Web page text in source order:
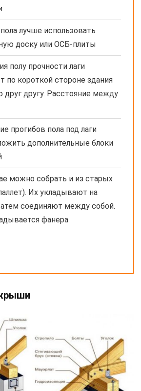
лучше использовать
доску или ОСБ-плиты
полу прочности лаги
по короткой стороне здания
друг другу. Расстояние между
прогибов пола под лаги
дополнительные блоки
можно собрать и из старых
Их укладывают на
соединяют между собой.
фанера